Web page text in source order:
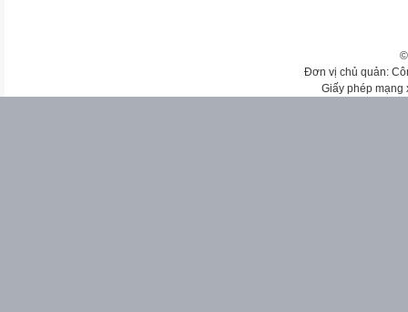
Đơn vị chủ quản:
Giấy phép mạng